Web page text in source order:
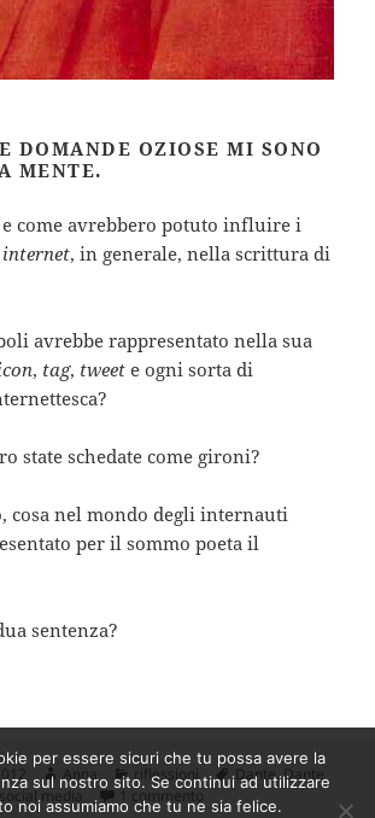
DOMANDE OZIOSE MI SONO
MENTE.
e come avrebbero potuto influire i
internet, in generale, nella scrittura di
avrebbe rappresentato nella sua
, tag, tweet e ogni sorta di
state schedate come gironi?
cosa nel mondo degli internauti
per il sommo poeta il
sentenza?
Autore
Anna Categorie
riflessioni Tag
Dante,Dante
social media 1 commentosu Dante Alighieri, i
per essere sicuri che tu possa avere la
sul nostro sito. Se continui ad utilizzare
noi assumiamo che tu ne sia felice.